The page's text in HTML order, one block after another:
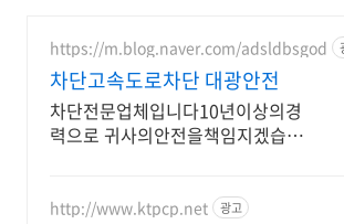
https://m.blog.naver.com/adsldbsgod
차단고속도로차단 대광안전
차단전문업체입니다10년이상의경
력으로 귀사의안전을책임지겠습니
http://www.ktpcp.net 광고